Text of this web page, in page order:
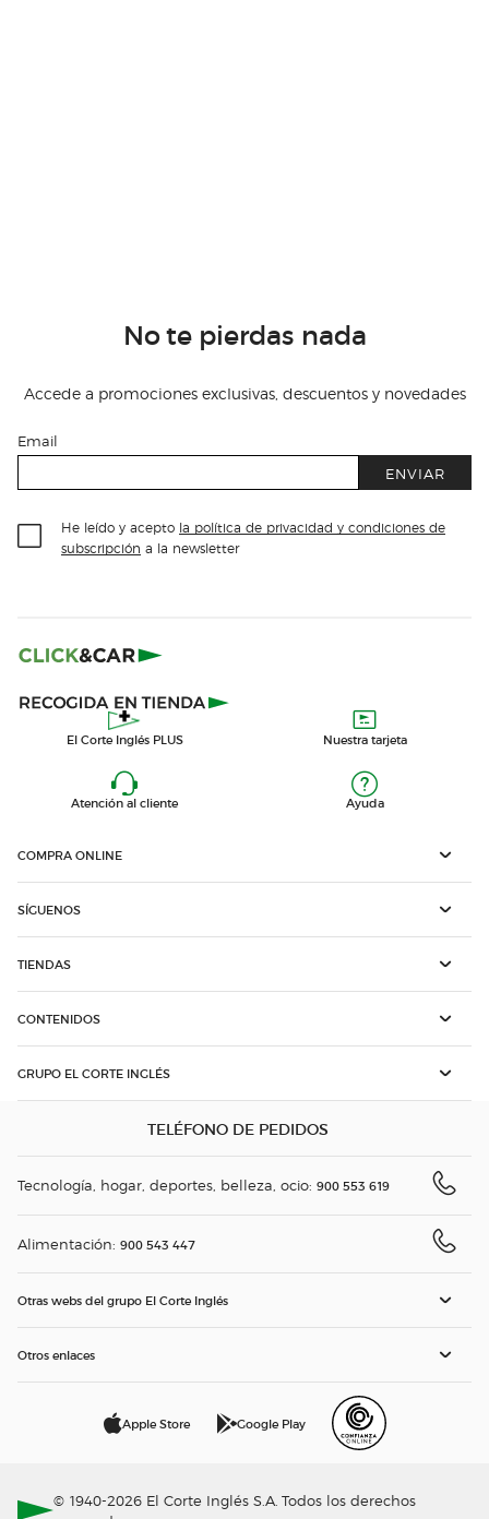
No te pierdas nada
Accede a promociones exclusivas, descuentos y novedades
Email
ENVIAR
He leído y acepto la política de privacidad y condiciones de
subscripción a la newsletter
El Corte Inglés PLUS Nuestra tarjeta
Atención al cliente Ayuda
COMPRA ONLINE
SÍGUENOS
TIENDAS
CONTENIDOS
GRUPO EL CORTE INGLÉS
TELÉFONO DE PEDIDOS
Tecnología, hogar, deportes, belleza, ocio: 900 553 619
Alimentación: 900 543 447
Otras webs del grupo El Corte Inglés
Otros enlaces
Apple Store Google Play
© 1940-2026 El Corte Inglés S.A. Todos los derechos